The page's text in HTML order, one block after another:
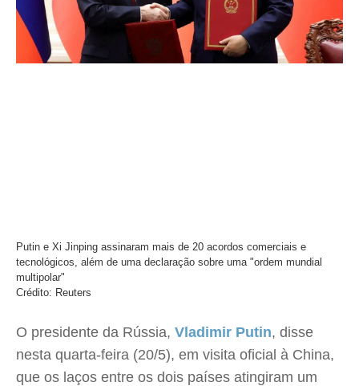
Putin e Xi Jinping assinaram mais de 20 acordos comerciais e
tecnológicos, além de uma declaração sobre uma "ordem mundial
multipolar"
Crédito: Reuters
O presidente da Rússia, Vladimir Putin, disse
nesta quarta-feira (20/5), em visita oficial à China,
que os laços entre os dois países atingiram um